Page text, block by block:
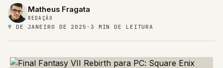
Matheus Fragata
REDAÇÃO
9 DE JANEIRO DE 2025 · 3 MIN DE LEITURA